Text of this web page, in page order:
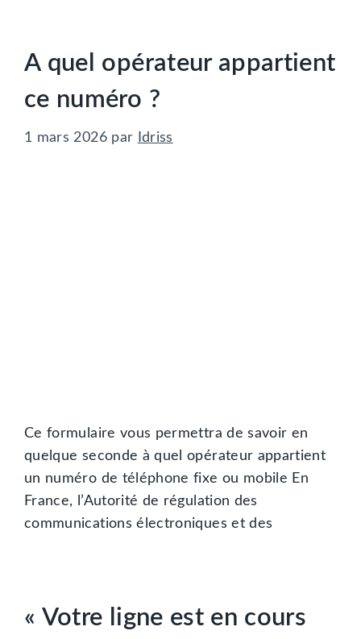
A quel opérateur appartient
ce numéro ?
1 mars 2026 par Idriss
Ce formulaire vous permettra de savoir en
quelque seconde à quel opérateur appartient
un numéro de téléphone fixe ou mobile En
France, l’Autorité de régulation des
communications électroniques et des
« Votre ligne est en cours